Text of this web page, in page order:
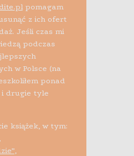
pomagam
z ich ofert
Jeśli czas mi
podczas
w Polsce (na
ponad
i drugie tyle
książek, w tym:
,